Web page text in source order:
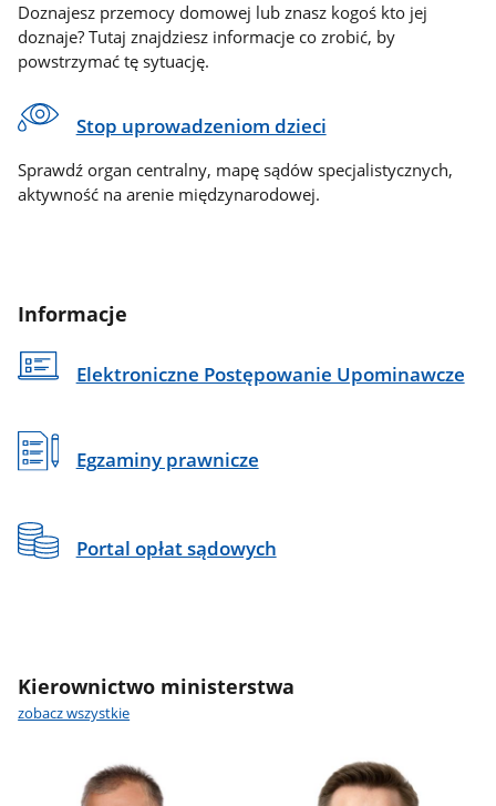
Doznajesz przemocy domowej lub znasz kogoś kto jej
doznaje? Tutaj znajdziesz informacje co zrobić, by
powstrzymać tę sytuację.
Stop uprowadzeniom dzieci
Sprawdź organ centralny, mapę sądów specjalistycznych,
aktywność na arenie międzynarodowej.
Informacje
Elektroniczne Postępowanie Upominawcze
Egzaminy prawnicze
Portal opłat sądowych
Kierownictwo ministerstwa
zobacz wszystkie